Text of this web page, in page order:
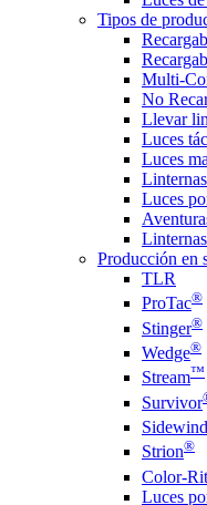
Tipos de
Multi-
No
Llevar
Luces
Luces
Luces
Producción en
TLR
ProTac®
Stinger®
Wedge®
Stream™
Survivor
Strion®
Color-
Luces